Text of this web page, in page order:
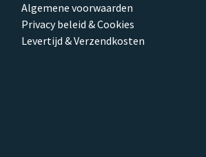
Algemene voorwaarden
Privacy beleid & Cookies
Levertijd & Verzendkosten